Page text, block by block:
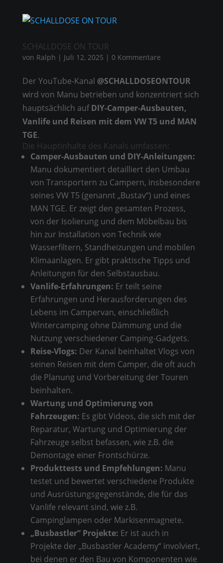
SCHALLDOSE ON TOUR
von Ralph | Juli 12, 2025 | 0 Kommentare
Der YouTube-Kanal @SCHALLDOSEONTOUR
wird von Manu betrieben und konzentriert sich
hauptsächlich aufDIY-Camper-Ausbauten,
Vanlife und Reisen mit dem VW T5 und MAN
TGE.
Die Hauptinhalte des Kanals umfassen:
Camper-Ausbauten und DIY-Anleitungen:
Manu dokumentiert detailliert den Umbau
von Transportern zu Campern, insbesondere
seines VW T5 (genannt „Bustav“) und eines
MAN TGE. Er zeigt den gesamten Prozess,
von der Isolierung und dem Möbelbau bis
hin zur Installation von Technik wie
Wasserfiltern, Standheizungen und mobilen
Klimaanlagen. Er gibt praktische Tipps und
Anleitungen für den Selbstausbau.
Vanlife-Erfahrungen: Er teilt seine
Erfahrungen und Herausforderungen des
Lebens im Campervan, einschließlich
Wintercamping ohne Dämmung und die
Nutzung verschiedener Camping-Gadgets.
Reise-Vlogs: Der Kanal beinhaltet Vlogs von
seinen Reisen mit dem Camper, die oft auch
die Planung und Vorbereitung der Touren
beinhalten.
Wartung und Optimierung von
Fahrzeugen: Es gibt Videos, die sich mit der
Reparatur, Wartung und Optimierung der
Fahrzeuge selbst befassen, wie z.B. die
Demontage einer Frontschürze.
Produkttests und Empfehlungen: Manu
testet und bewertet verschiedene Produkte
und Ausrüstungsgegenstände, die für das
Vanlife relevant sind, wie z.B.
Campinglampen oder Markisenmagnete.
„Busbastler“ Projekte: Er ist auch in
Projekte der „Busbastler Academy“ involviert,
bei denen er den Bau von Komponenten wie